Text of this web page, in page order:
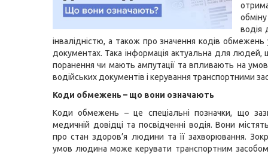
водія
інвалідністю, а також про значення кодів обмежень
документах. Така інформація актуальна для
поранення чи мають ампутації та впливають на
водійських документів і керування транспортними
Коди обмежень – що вони означають
Коди обмежень – це спеціальні позначки, що
медичній довідці та посвідченні водія. Вони
про стан здоров’я людини та її захворювання.
умов людина може керувати транспортним